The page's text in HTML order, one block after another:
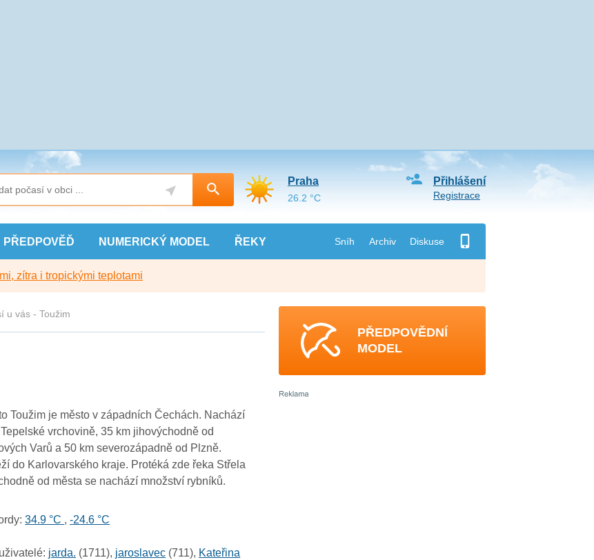
PŘEDPOVĚĎ NUMERICKÝ MODEL ŘEKY Sníh Archiv Diskuse
Přihlášení
Registrace
Praha
26.2 °C
zítra i tropickými teplotami
u vás - Toužim
Toužim je město v západních Čechách. Nachází
vrchovině, 35 km jihovýchodně od
Varů a 50 km severozápadně od Plzně.
do Karlovarského kraje. Protéká zde řeka Střela
od města se nachází množství rybníků.
34.9 °C ,-24.6 °C
jarda. (1711), jaroslavec (711), Kateřina
PŘEDPOVĚDNÍ
MODEL